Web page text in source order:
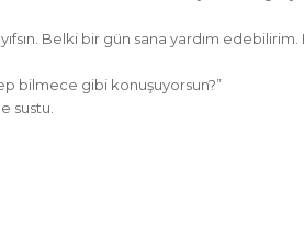
Belki bir gün sana yardım
bilmece gibi konuşuyorsun?”
sustu.